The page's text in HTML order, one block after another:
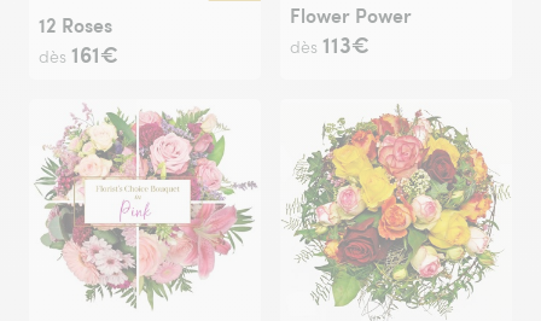
12 Roses
dès 161€
Flower Power
dès 113€